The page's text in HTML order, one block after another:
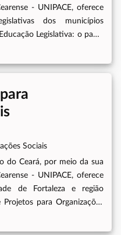
- UNIPACE, oferece
dos municípios
Legislativa: o papel
da Democracia e
legislativas dos municípios
para a formação
as para a oferta
da democracia
02 07/03, 04/04, 09/05,
do Ceará, por meio da sua
- UNIPACE, oferece
de Fortaleza e região
para Organizações
representantes